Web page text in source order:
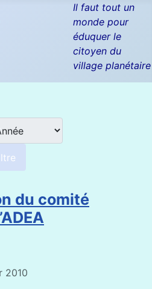
Il faut tout un
monde pour
éduquer le
citoyen du
village planétaire
du comité
2010